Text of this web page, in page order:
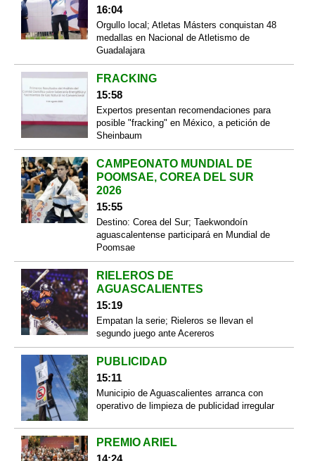
16:04
Orgullo local; Atletas Másters conquistan 48
medallas en Nacional de Atletismo de
Guadalajara
FRACKING
15:58
Expertos presentan recomendaciones para
posible "fracking" en México, a petición de
Sheinbaum
CAMPEONATO MUNDIAL DE
POOMSAE, COREA DEL SUR
2026
15:55
Destino: Corea del Sur; Taekwondoín
aguascalentense participará en Mundial de
Poomsae
RIELEROS DE
AGUASCALIENTES
15:19
Empatan la serie; Rieleros se llevan el
segundo juego ante Acereros
PUBLICIDAD
15:11
Municipio de Aguascalientes arranca con
operativo de limpieza de publicidad irregular
PREMIO ARIEL